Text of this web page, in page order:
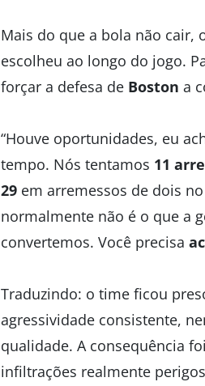
Mais do que a bola não cair,
escolheu ao longo do jogo.
forçar a defesa de Boston a
“Houve oportunidades, eu
tempo. Nós tentamos 11
29 em arremessos de dois
normalmente não é o que a
convertemos. Você precisa
Traduzindo: o time ficou
agressividade consistente,
qualidade. A consequência
infiltrações realmente